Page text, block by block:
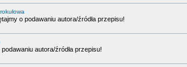
o podawaniu autora/źródła przepisu!
autora/źródła przepisu!